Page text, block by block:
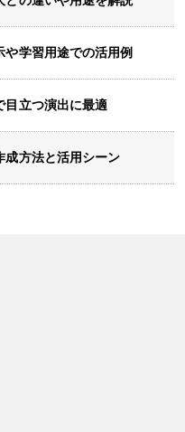
や学習用途での活用例
目立つ演出に最適
成方法と活用シーン